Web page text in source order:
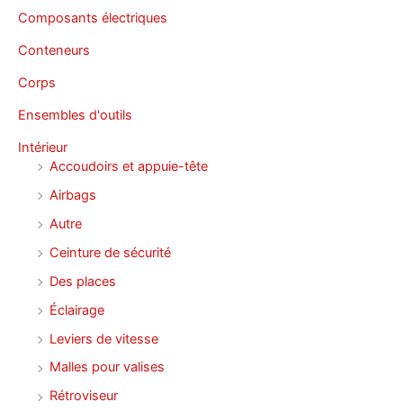
Composants électriques
Conteneurs
Corps
Ensembles d'outils
Intérieur
Accoudoirs et appuie-tête
Airbags
Autre
Ceinture de sécurité
Des places
Éclairage
Leviers de vitesse
Malles pour valises
Rétroviseur